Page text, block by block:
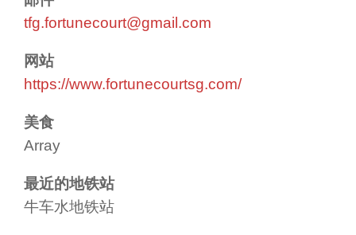
tfg.fortunecourt@gmail.com
网站
https://www.fortunecourtsg.com/
美食
Array
最近的地铁站
牛车水地铁站